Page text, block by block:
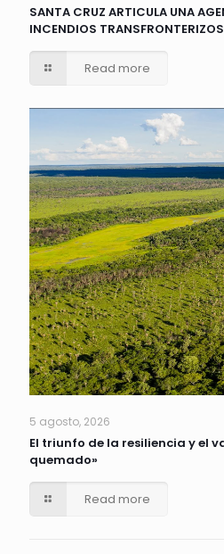
SANTA CRUZ ARTICULA UNA
INCENDIOS TRANSFRONTERIZOS
Read more
5 agosto, 2026
El triunfo de la resiliencia y el
quemado»
Read more